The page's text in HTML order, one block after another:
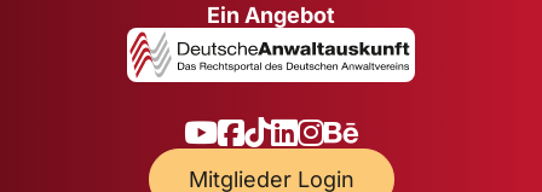
Ein Angebot
Mitglieder Login